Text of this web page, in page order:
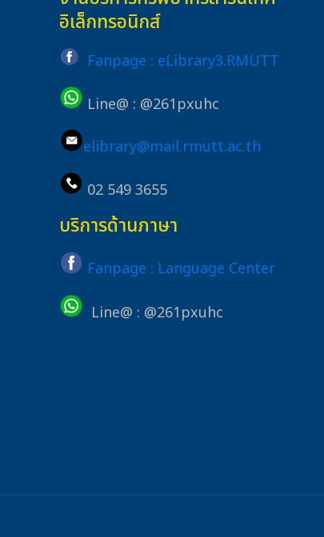
อิเล็กทรอนิกส์
Fanpage : eLibrary3.RMUTT
Line@ : @261pxuhc
elibrary@mail.rmutt.ac.th
02 549 3655
บริการด้านภาษา
Fanpage : Language Center
Line@ : @261pxuhc